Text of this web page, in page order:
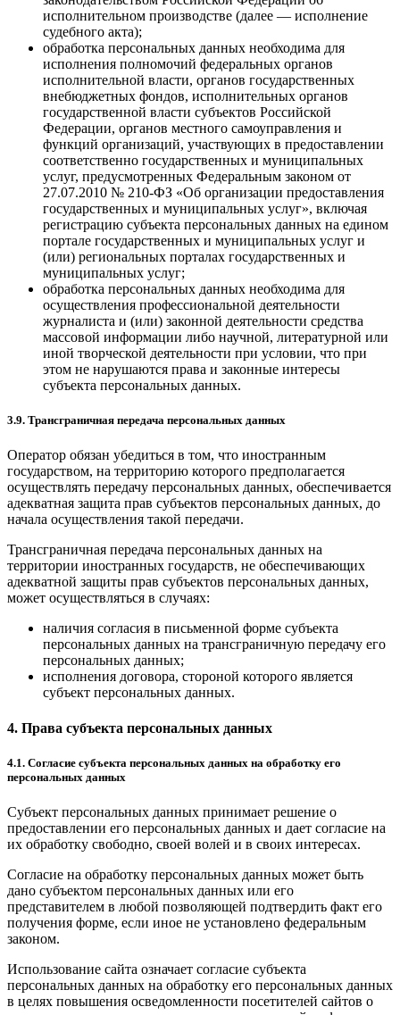
исполнительном производстве (далее — исполнение
судебного акта);
обработка персональных данных необходима для
исполнения полномочий федеральных органов
исполнительной власти, органов государственных
внебюджетных фондов, исполнительных органов
государственной власти субъектов Российской
Федерации, органов местного самоуправления и
функций организаций, участвующих в предоставлении
соответственно государственных и муниципальных
услуг, предусмотренных Федеральным законом от
27.07.2010 № 210-ФЗ «Об организации предоставления
государственных и муниципальных услуг», включая
регистрацию субъекта персональных данных на едином
портале государственных и муниципальных услуг и
(или) региональных порталах государственных и
муниципальных услуг;
обработка персональных данных необходима для
осуществления профессиональной деятельности
журналиста и (или) законной деятельности средства
массовой информации либо научной, литературной или
иной творческой деятельности при условии, что при
этом не нарушаются права и законные интересы
субъекта персональных данных.
3.9. Трансграничная передача персональных данных
Оператор обязан убедиться в том, что иностранным
государством, на территорию которого предполагается
осуществлять передачу персональных данных, обеспечивается
адекватная защита прав субъектов персональных данных, до
начала осуществления такой передачи.
Трансграничная передача персональных данных на
территории иностранных государств, не обеспечивающих
адекватной защиты прав субъектов персональных данных,
может осуществляться в случаях:
наличия согласия в письменной форме субъекта
персональных данных на трансграничную передачу его
персональных данных;
исполнения договора, стороной которого является
субъект персональных данных.
4. Права субъекта персональных данных
4.1. Согласие субъекта персональных данных на обработку его
персональных данных
Субъект персональных данных принимает решение о
предоставлении его персональных данных и дает согласие на
их обработку свободно, своей волей и в своих интересах.
Согласие на обработку персональных данных может быть
дано субъектом персональных данных или его
представителем в любой позволяющей подтвердить факт его
получения форме, если иное не установлено федеральным
законом.
Использование сайта означает согласие субъекта
персональных данных на обработку его персональных данных
в целях повышения осведомленности посетителей сайтов о